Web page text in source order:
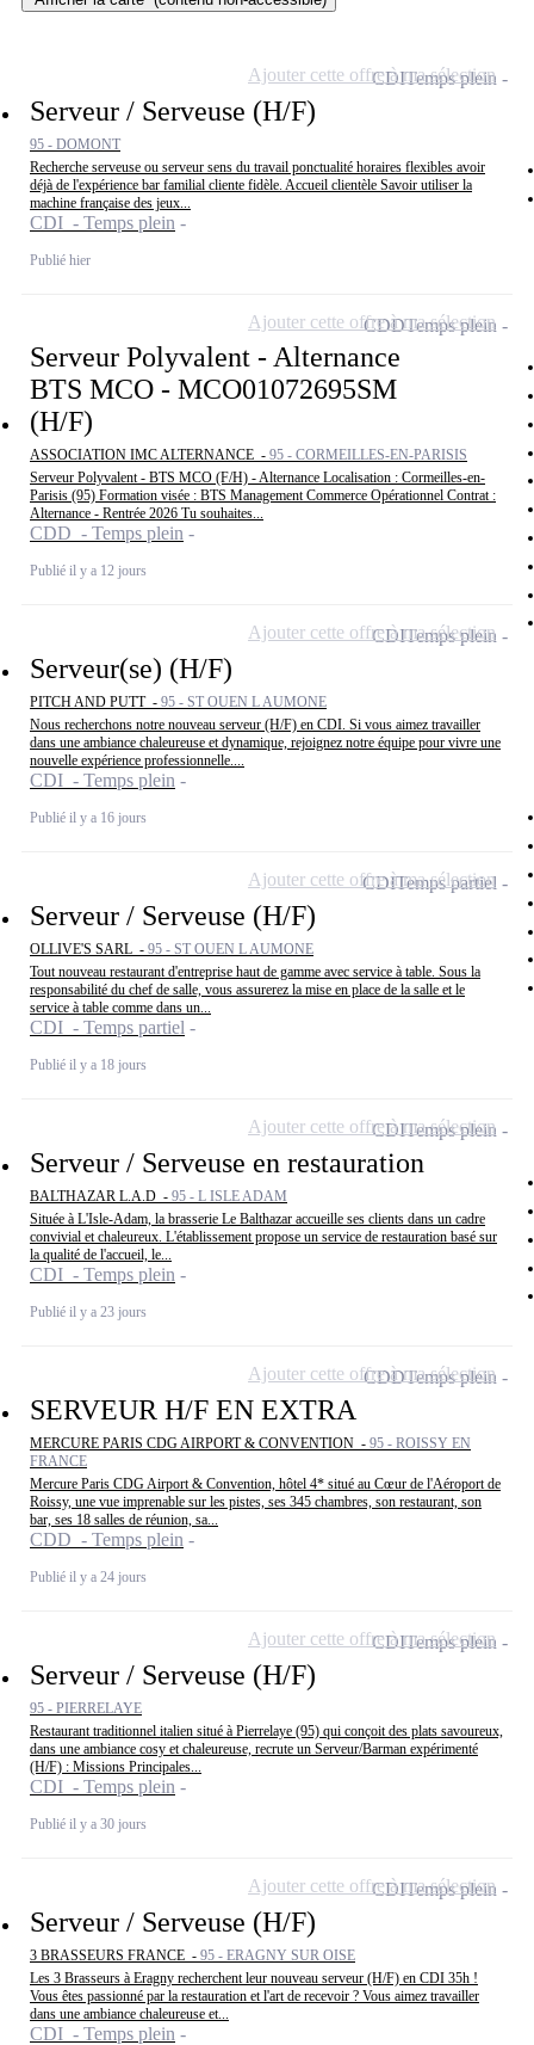
Serveur / Serveuse (H/F)
95 - DOMONT
Recherche serveuse ou serveur sens du travail ponctualité horaires flexibles avoir
déjà de l'expérience bar familial cliente fidèle. Accueil clientèle Savoir utiliser la
machine française des jeux...
CDI - Temps plein
Publié hier
CDITemps plein
Ajouter cette offre à ma sélection
Serveur Polyvalent - Alternance
BTS MCO - MCO01072695SM
(H/F)
ASSOCIATION IMC ALTERNANCE - 95 - CORMEILLES-EN-PARISIS
Serveur Polyvalent - BTS MCO (F/H) - Alternance Localisation : Cormeilles-en-
Parisis (95) Formation visée : BTS Management Commerce Opérationnel Contrat :
Alternance - Rentrée 2026 Tu souhaites...
CDD - Temps plein
Publié il y a 12 jours
CDDTemps plein
Ajouter cette offre à ma sélection
Serveur(se) (H/F)
PITCH AND PUTT - 95 - ST OUEN L AUMONE
Nous recherchons notre nouveau serveur (H/F) en CDI. Si vous aimez travailler
dans une ambiance chaleureuse et dynamique, rejoignez notre équipe pour vivre une
nouvelle expérience professionnelle....
CDI - Temps plein
Publié il y a 16 jours
CDITemps plein
Ajouter cette offre à ma sélection
Serveur / Serveuse (H/F)
OLLIVE'S SARL - 95 - ST OUEN L AUMONE
Tout nouveau restaurant d'entreprise haut de gamme avec service à table. Sous la
responsabilité du chef de salle, vous assurerez la mise en place de la salle et le
service à table comme dans un...
CDI - Temps partiel
Publié il y a 18 jours
CDITemps partiel
Ajouter cette offre à ma sélection
Serveur / Serveuse en restauration
BALTHAZAR L.A.D - 95 - L ISLE ADAM
Située à L'Isle-Adam, la brasserie Le Balthazar accueille ses clients dans un cadre
convivial et chaleureux. L'établissement propose un service de restauration basé sur
la qualité de l'accueil, le...
CDI - Temps plein
Publié il y a 23 jours
CDITemps plein
Ajouter cette offre à ma sélection
SERVEUR H/F EN EXTRA
MERCURE PARIS CDG AIRPORT & CONVENTION - 95 - ROISSY EN
FRANCE
Mercure Paris CDG Airport & Convention, hôtel 4* situé au Cœur de l'Aéroport de
Roissy, une vue imprenable sur les pistes, ses 345 chambres, son restaurant, son
bar, ses 18 salles de réunion, sa...
CDD - Temps plein
Publié il y a 24 jours
CDDTemps plein
Ajouter cette offre à ma sélection
Serveur / Serveuse (H/F)
95 - PIERRELAYE
Restaurant traditionnel italien situé à Pierrelaye (95) qui conçoit des plats savoureux,
dans une ambiance cosy et chaleureuse, recrute un Serveur/Barman expérimenté
(H/F) : Missions Principales...
CDI - Temps plein
Publié il y a 30 jours
CDITemps plein
Ajouter cette offre à ma sélection
Serveur / Serveuse (H/F)
3 BRASSEURS FRANCE - 95 - ERAGNY SUR OISE
Les 3 Brasseurs à Eragny recherchent leur nouveau serveur (H/F) en CDI 35h !
Vous êtes passionné par la restauration et l'art de recevoir ? Vous aimez travailler
dans une ambiance chaleureuse et...
CDI - Temps plein
CDITemps plein
Ajouter cette offre à ma sélection